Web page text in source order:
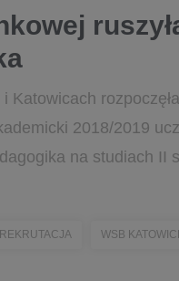
Katowicach
2018/2019
na studiach II
REKRUTACJA WSB